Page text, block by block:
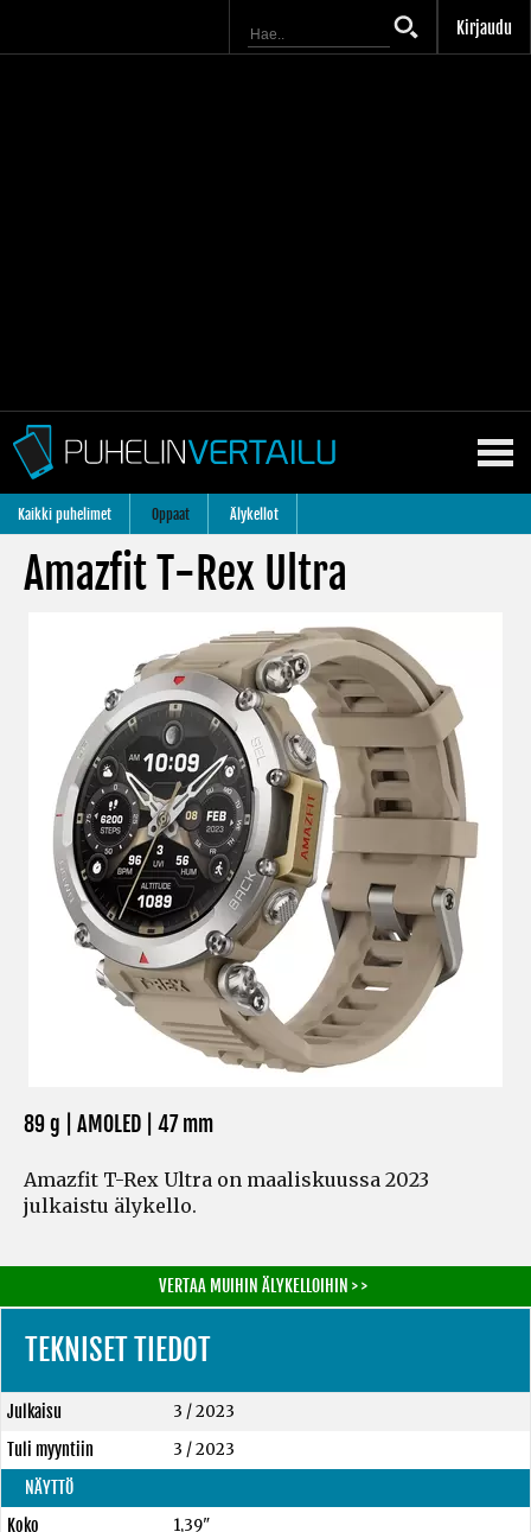
Kirjaudu
Kaikki puhelimet Oppaat Älykellot
Amazfit T-Rex Ultra
89 g | AMOLED | 47 mm
Amazfit T-Rex Ultra on maaliskuussa 2023
julkaistu älykello.
VERTAA MUIHIN ÄLYKELLOIHIN > >
TEKNISET TIEDOT
Julkaisu
3 / 2023
Tuli myyntiin
3 / 2023
NÄYTTÖ
Koko
1,39"